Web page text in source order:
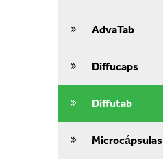
AdvaTab
Diffucaps
Diffutab
Microcápsulas